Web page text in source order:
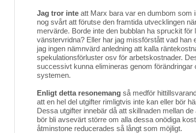
Jag tror inte att Marx bara var en dumbom som
nog svårt att förutse den framtida utvecklingen
mervärde. Borde inte den bubblan ha spruckit
vänstervridna? Eller har jag missförstått vad han
jag ingen nämnvärd anledning att kalla
spekulationsförluster osv för arbetskostnader.
successivt kunna elimineras genom förändringar
systemen.
Enligt detta resonemang så medför
att en hel del utgifter rimligtvis inte kan eller bör
Dessa utgifter innebär då att skillnaden mellan
bör bli avsevärt större om alla dessa onödiga
åtminstone reducerades så långt som möjligt.